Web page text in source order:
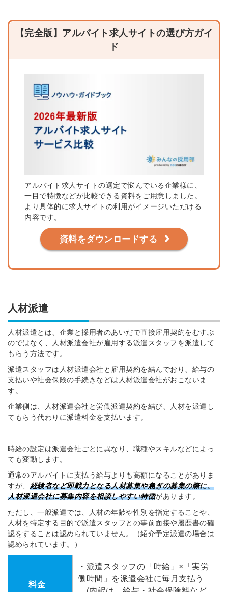
【完全版】アルバイト求人サイトの選び方ガイ
ド
アルバイト求人サイトの選定で悩んでいる企業様に、
一目で特徴などが比較できる資料をご用意しました。
より具体的に求人サイトの利用がイメージいただける
内容です。
資料をダウンロードする
人材派遣
人材派遣とは、企業と採用者のあいだで直接雇用契約をむすぶ
のではなく、人材派遣会社が雇用する派遣スタッフを派遣して
もらう方法です。
派遣スタッフは人材派遣会社と雇用契約を結んでおり、給与の
支払いや社会保険の手続きなどは人材派遣会社がおこないま
す。
企業側は、人材派遣会社と労働派遣契約を結び、人材を派遣し
てもらう代わりに派遣料金を支払います。
時給の設定は派遣会社ごとに異なり、職種やスキルなどによっ
ても変動します。
通常のアルバイトに支払う給与よりも高額になることがありま
すが、 経験者など即戦力となる人材募集や急ぎの募集の際に、
人材派遣会社に募集内容を相談しやすい特徴があります。
ただし、一般派遣では、人材の年齢や性別を指定することや、
人材を特定する目的で派遣スタッフとの事前面接や履歴書の確
認をすることは認められていません。（紹介予定派遣の場合は
認められています。）
料金
・派遣スタッフの「時給」×「実労
働時間」を派遣会社に毎月支払う